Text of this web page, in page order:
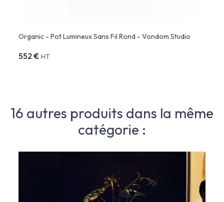
Organic - Pot Lumineux Sans Fil Rond - Vondom Studio
552 € HT
16 autres produits dans la même
catégorie :